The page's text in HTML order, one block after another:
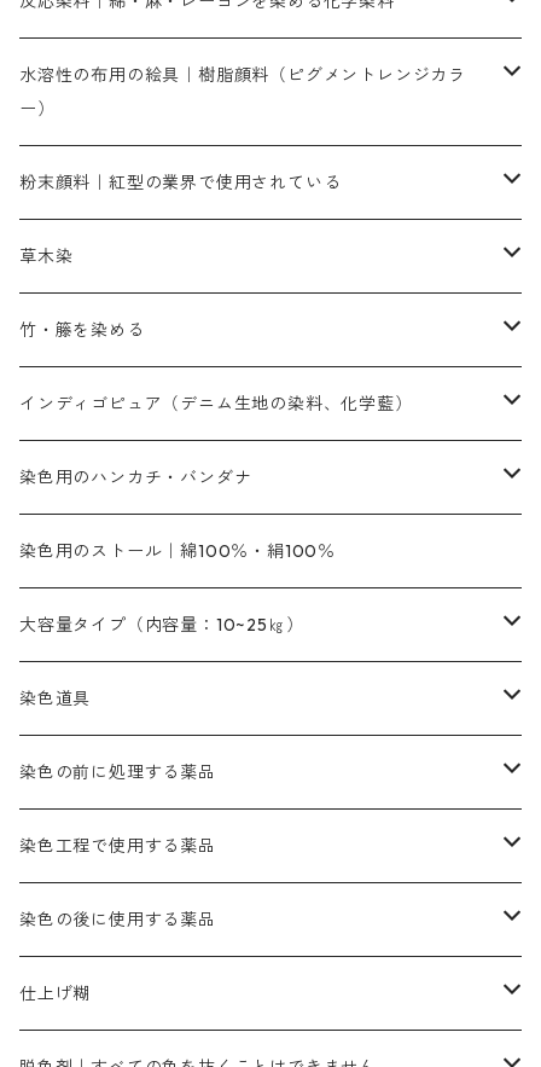
染色に必要な薬品類
橙色系
青色系
紫色系
緑色系
茶色系
染料一覧ー100g入り
染料一覧ー500g入り
染料一覧
人気のおすすめ染料
橙色系
緑色系
茶色系
灰色系
黒色系
染色に必要な薬品類
補助薬品
お勧めの3原色（赤・青・黄色）
お勧め｜スミフィックス～
3原色以外の色目
赤色
茶色｜20g入りのみ公開
灰色｜20g入りのみ公開
黒色
染色に必要な薬品
アルカリ剤
補助薬品
捺染に必要な材料
捺染糊
水溶性の布用の絵具｜樹脂顔料（ピグメントレンジカラ
ー）
ネオカラー（色）
内容量：100g
内容量：500g
バィンダー（定着剤）
増粘剤
黄色系
エロ―M3G｜定番の色合い
エロー ＭＧＲ｜明るい緑みの黄色
オレンジ系
オレンヂMG｜黄みの橙色
オレンヂMGD（定番の色合い）
赤色系
レットMFB｜赤色（定番の色合い）
レットMG｜黄みの朱色
ピンクMB｜ピンク色
青色系
ネビーブルーMB（定番の色合い）
ブルーMB（定番の色合い）
紫色系
バイオレットMFB
緑色系
ダークグリンMG（定番の色合い）
グリーンMB｜緑色
茶色系
ダークブロンMFB｜こげ茶色
ブロンHNR｜こげ茶色
黒色系
ブラックMK（赤みの黒色）
ブラックMG（青みの黒色）
白色系（定番の色合い）
ネオホワイトR
粉末顔料｜紅型の業界で使用されている
赤色系
本洋紅
代用朱黄色口
黄色系
ファストエロ―10GN（鮮やかな黄色）
ファストエロ―5GN（黄色）
青色系
NSBAブルー
群青
白色｜胡粉
黒色｜在庫処分特価
緑色｜在庫処分特価
茶色｜在庫処分特価
草木染
植物染料
人気のおすすめ植物染料
インド茜・西洋茜の個別販売
カッチ｜茶系
霧島産・晩秋茶｜黄金色（赤みの黄色）｜準備中
濃染処理剤｜ソルバックスPS－900
媒染剤
アルミ媒染剤
鉄媒染剤
ソーダ灰｜アルカリ性のPH調整剤
藍染
ぶどう糖
ハイドロサルファイトコンク
染色用途のハンカチ・バンダナ
45cm×45cm（ハンカチ）｜端の始末も綿糸｜タグなし
54cm×54cm（バンダナ）｜端の始末も綿糸｜タグなし
竹・籐を染める
人気のおすすめ竹・藤を染める染料
塩基性染料（混色可能）
ビスマークブロンB｜赤茶色
塩基性エロ―｜液体タイプ
ローダミンB｜赤紫色｜マゼンダ色
オリジナル染料｜スス竹色｜ミキセットファストブロンGR
インディゴピュア（デニム生地の染料、化学藍）
初心者向けお試しセット販売
インディゴピュア
アルカリ剤
ハイドロサルファイトコンク
酸性剤
染色用のハンカチ・バンダナ
45cm×45cm（ハンカチ）｜端の始末も綿糸｜タグなし
54cm×54cm（バンダナ）｜端の始末も綿糸｜タグなし
染色用のストール｜綿100％・絹100％
大容量タイプ（内容量：10~25㎏）
芒硝｜綿の染色時の吸収促進剤
ソーダ灰｜アルカリ性のPH調整剤
硫酸第一鉄｜鉄媒染剤
染色道具
刷毛
摺込み刷毛（スリコミハケ）ー夏毛（硬いタイプ）
摺込み刷毛（スリコミハケ）ー冬毛（柔らかいタイプ）
ローケツ筆
ローケツ用筆｜1本～販売
ローケツ用筆ー10%off｜20本セットお取り寄せ品
洋型紙（9番手｜中薄口、10番手｜中厚口）
有償サンプル品｜約20cm×27cm
洋型紙9番手｜中薄口｜約54cm×110cm
張木｜入荷待ち
染色の前に処理する薬品
精練剤｜汚れ落とし剤｜針状マルセル石鹸
糊落とし剤｜ソルベンCA
濃染処理剤｜ソルバックスPS－900
染色工程で使用する薬品
染料の吸収促進剤
酢酸｜絹・羊毛・ナイロンに使用する
芒硝｜綿・麻の染色に使用する。
染料のムラ染め抑制剤（均染剤）
アゾリン200％｜綿・麻・絹・羊毛・ナイロンの染色
染色の後に使用する薬品
ソーピング剤｜未定着の染料を除去すること
ネオポールB－300｜反応染料のソーピング剤
仕上げ糊